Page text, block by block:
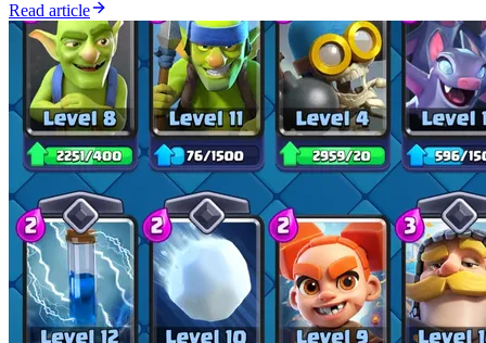
Read article